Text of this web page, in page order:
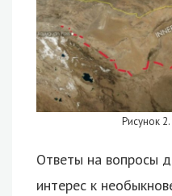
Рисунок
Ответы на вопросы
интерес к